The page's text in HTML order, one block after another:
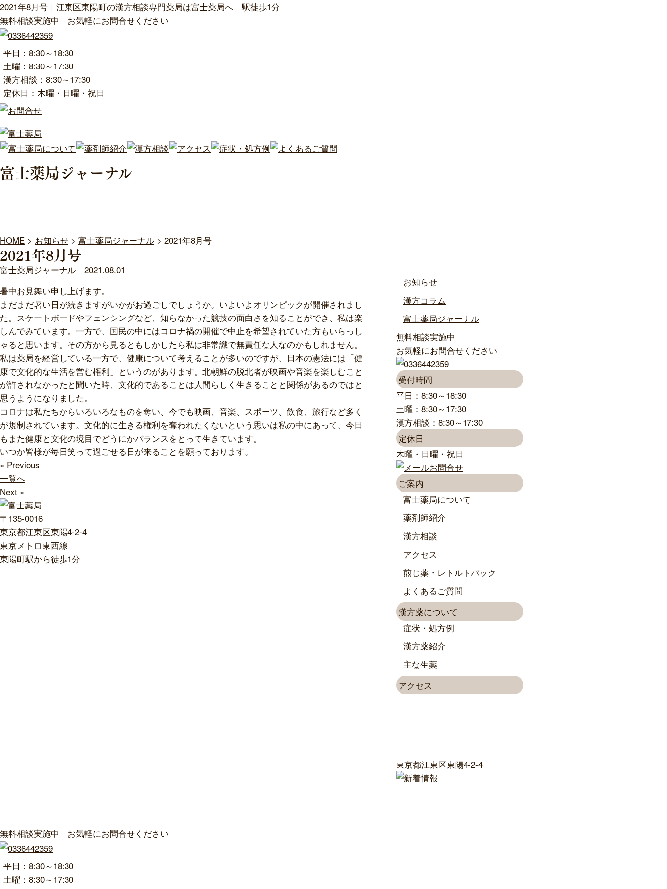
2021年8月号｜江東区東陽町の漢方相談専門薬局は富士薬局へ 駅徒歩1分
無料相談実施中 お気軽にお問合せください
平日：8:30～18:30
土曜：8:30～17:30
漢方相談：8:30～17:30
定休日：木曜・日曜・祝日
富士薬局ジャーナル
HOME > お知らせ > 富士薬局ジャーナル > 2021年8月号
2021年8月号
富士薬局ジャーナル
2021.08.01
暑中お見舞い申し上げます。
まだまだ暑い日が続きますがいかがお過ごしでしょうか。いよいよオリンピックが開催されまし
た。スケートボードやフェンシングなど、知らなかった競技の面白さを知ることができ、私は楽
しんでみています。一方で、国民の中にはコロナ禍の開催で中止を希望されていた方もいらっし
ゃると思います。その方から見るともしかしたら私は非常識で無責任な人なのかもしれません。
私は薬局を経営している一方で、健康について考えることが多いのですが、日本の憲法には「健
康で文化的な生活を営む権利」というのがあります。北朝鮮の脱北者が映画や音楽を楽しむこと
が許されなかったと聞いた時、文化的であることは人間らしく生きることと関係があるのではと
思うようになりました。
コロナは私たちからいろいろなものを奪い、今でも映画、音楽、スポーツ、飲食、旅行など多く
が規制されています。文化的に生きる権利を奪われたくないという思いは私の中にあって、今日
もまた健康と文化の境目でどうにかバランスをとって生きています。
いつか皆様が毎日笑って過ごせる日が来ることを願っております。
« Previous
一覧へ
Next »
お知らせ
漢方コラム
富士薬局ジャーナル
無料相談実施中
お気軽にお問合せください
受付時間
平日：8:30～18:30
土曜：8:30～17:30
漢方相談：8:30～17:30
定休日
木曜・日曜・祝日
ご案内
富士薬局について
薬剤師紹介
漢方相談
アクセス
煎じ薬・レトルトパック
よくあるご質問
漢方薬について
症状・処方例
漢方薬紹介
主な生薬
アクセス
東京都江東区東陽4-2-4
〒135-0016
東京都江東区東陽4-2-4
東京メトロ東西線
東陽町駅から徒歩1分
無料相談実施中 お気軽にお問合せください
平日：8:30～18:30
土曜：8:30～17:30